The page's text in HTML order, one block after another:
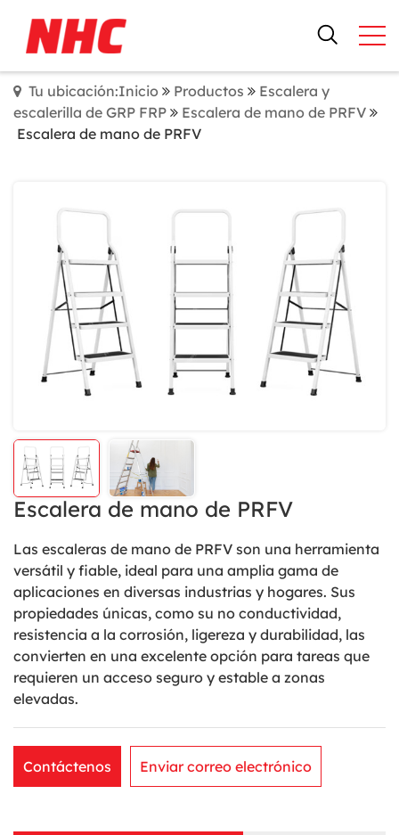
Tu ubicación:Inicio Productos
Escalera y
escalerilla de GRP FRP
Escalera de mano de PRFV
Escalera de mano de PRFV
Escalera de mano de PRFV
Las escaleras de mano de PRFV son una herramienta
versátil y fiable, ideal para una amplia gama de
aplicaciones en diversas industrias y hogares. Sus
propiedades únicas, como su no conductividad,
resistencia a la corrosión, ligereza y durabilidad, las
convierten en una excelente opción para tareas que
requieren un acceso seguro y estable a zonas
elevadas.
Contáctenos Enviar correo electrónico